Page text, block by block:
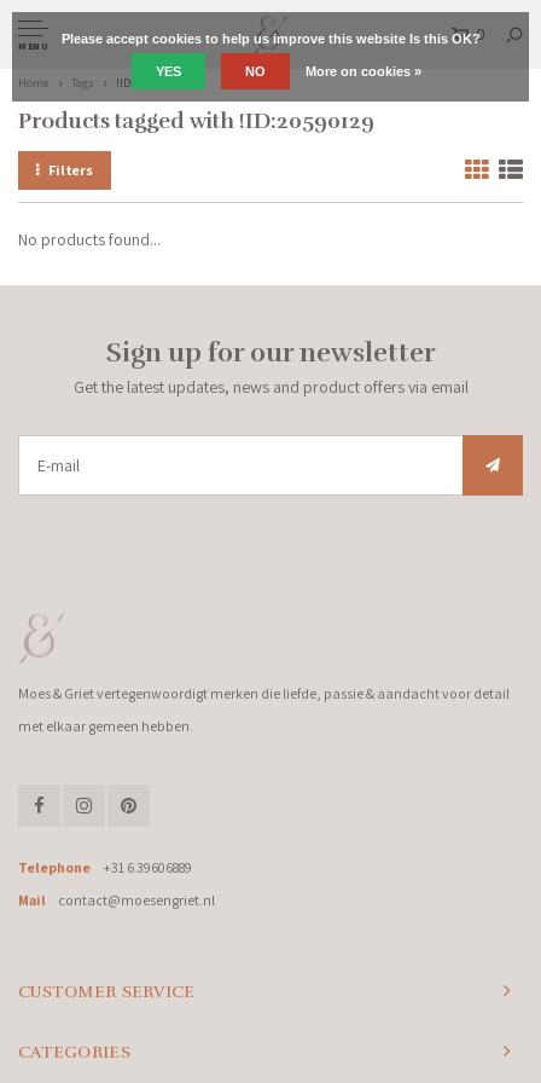
MENU
0
Home Tags !ID:20590129
Products tagged with !ID:20590129
Filters
No products found...
Sign up for our newsletter
Get the latest updates, news and product offers via email
Moes & Griet vertegenwoordigt merken die liefde, passie & aandacht voor detail
met elkaar gemeen hebben.
Telephone
+31 6 39606889
Mail
contact@moesengriet.nl
CUSTOMER SERVICE
CATEGORIES
Please accept cookies to help us improve this website Is this OK?
YES NO More on cookies »